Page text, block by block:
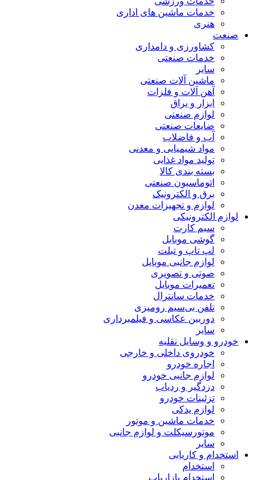
خدمات ماشین های اداری
هنری
صنعت
کشاورزی و دامداری
خدمات صنعتی
سایر
ماشین آلات صنعتی
آهن آلات و فلزات
ابزار و یراق
لوازم صنعتی
ضایعات صنعتی
آب و فاضلاب
مواد شیمیایی و معدنی
تولید مواد غذایی
بسته بندی کالا
اتوماسیون صنعتی
برق و الکترونیک
لوازم و تجهیزات معدن
لوازم الکترونیکی
سیم کارت
گوشی موبایل
لپ تاپ و تبلت
لوازم جانبی موبایل
صوتی و تصویری
تعمیرات موبایل
خدمات سانترال
تلفن بی‌سیم رومیزی
دوربین عکاسی و فیلمبرداری
سایر
خودرو و وسایل نقلیه
خودروی داخلی و خارجی
اجاره خودرو
لوازم جانبی خودرو
دزدگیر و ردیاب
تزئینات خودرو
لوازم یدکی
خدمات ماشین و موتور
موتورسیکلت و لوازم جانبی
سایر
استخدام و کاریابی
استخدام
استخدام بازاریاب